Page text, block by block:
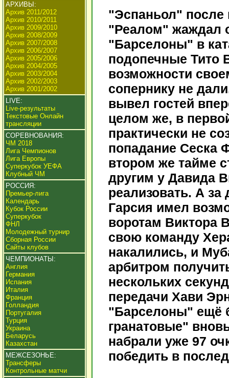
АРХИВЫ:
Архив 2011/2012
Архив 2010/2011
Архив 2009/2010
Архив 2008/2009
Архив 2007/2008
Архив 2006/2007
Архив 2005/2006
Архив 2004/2005
Архив 2003/2004
Архив 2002/2003
Архив 2001/2002
LIVE:
Live-результаты
Текстовые Онлайн
трансляции
СОРЕВНОВАНИЯ:
ЧМ 2018
Лига Чемпионов
Лига Европы
Суперкубок УЕФА
Клубный ЧМ
РОССИЯ:
Премьер-лига
Календарь
Кубок России
Суперкубок
ФНЛ
Молодежный турнир
Сборная России
Сайты клубов
ЧЕМПИОНАТЫ:
Англия
Германия
Испания
Италия
Франция
Голландия
Португалия
Турция
Украина
Беларусь
Казахстан
МЕЖСЕЗОНЬЕ:
Трансферы
Контрольные матчи
"Эспаньол" после
"Реалом" жаждал
"Барселоны" в
подопечные Тито
возможности
сопернику не
вывел гостей
целом же, в
практически не
попадание Сеска
втором же тайме
другим у Давида
реализовать. А за
Гарсия имел
воротам Виктора
свою команду
накалились, и
арбитром
нескольких
передачи Хави
"Барселоны" ещё
гранатовые"
набрали уже 97
победить в